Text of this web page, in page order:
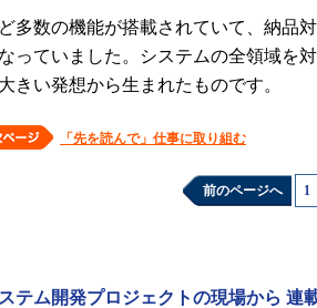
多数の機能が搭載されていて、納品
っていました。システムの全領域を
きい発想から生まれたものです。
「先を読んで」仕事に取り組む
前のページへ 1
テム開発プロジェクトの現場から 連